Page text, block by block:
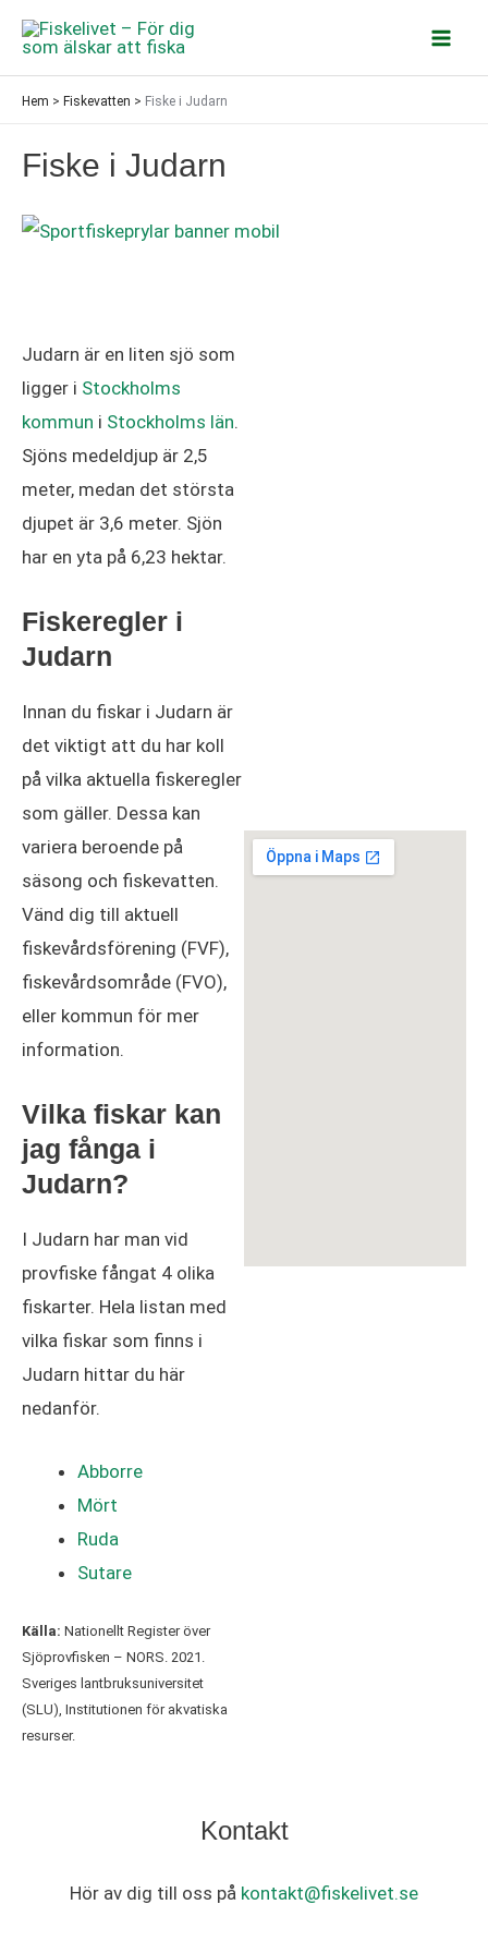
Hoppa
innehåll
Hem > Fiskevatten > Fiske i Judarn
Fiske i Judarn
Judarn är en liten sjö som
ligger i Stockholms
kommun i Stockholms län.
Sjöns medeldjup är 2,5
meter, medan det största
djupet är 3,6 meter. Sjön
har en yta på 6,23 hektar.
Fiskeregler i
Judarn
Innan du fiskar i Judarn är
det viktigt att du har koll
på vilka aktuella fiskeregler
som gäller. Dessa kan
variera beroende på
säsong och fiskevatten.
Vänd dig till aktuell
fiskevårdsförening (FVF),
fiskevårdsområde (FVO),
eller kommun för mer
information.
Vilka fiskar kan
jag fånga i
Judarn?
I Judarn har man vid
provfiske fångat 4 olika
fiskarter. Hela listan med
vilka fiskar som finns i
Judarn hittar du här
nedanför.
Abborre
Mört
Ruda
Sutare
Källa: Nationellt Register över
Sjöprovfisken – NORS. 2021.
Sveriges lantbruksuniversitet
(SLU), Institutionen för akvatiska
resurser.
Kontakt
Hör av dig till oss på kontakt@fiskelivet.se